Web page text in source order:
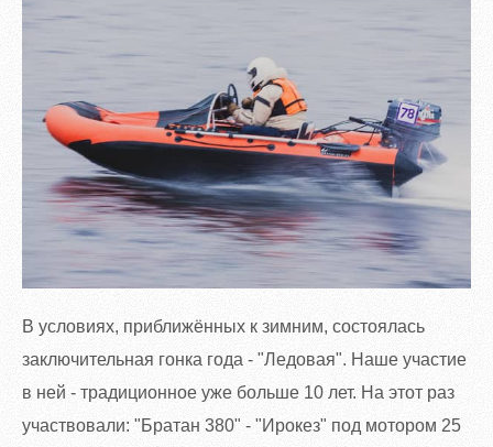
В условиях, приближённых к зимним, состоялась
заключительная гонка года - "Ледовая". Наше участие
в ней - традиционное уже больше 10 лет. На этот раз
участвовали: "Братан 380" - "Ирокез" под мотором 25